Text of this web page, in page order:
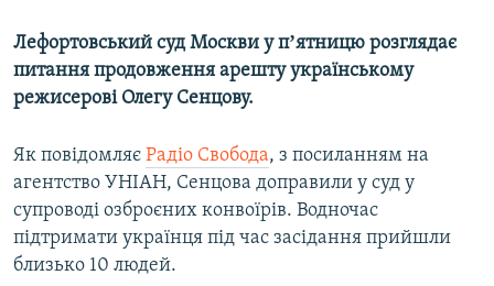
Усі сайти RFE/RL
Лефортовський суд Москви у пʼятницю розглядає
питання продовження арешту українському
режисерові Олегу Сенцову.
Як повідомляє Радіо Свобода, з посиланням на
агентство УНІАН, Сенцова доправили у суд у
супроводі озброєних конвоїрів. Водночас
підтримати українця під час засідання прийшли
близько 10 людей.